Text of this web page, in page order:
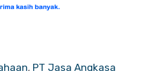
, PT Jasa Angkasa